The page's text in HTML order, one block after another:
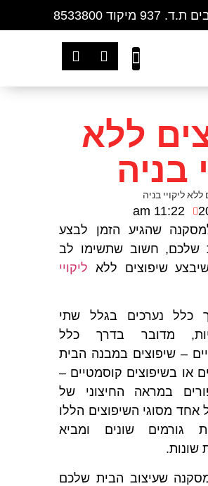
ללא
בניה
ליקויי בניה
11:22 am
שהגיע הזמן לבצע
שלכם, חשוב שתשימו לב
שיפוצים ללא ליקויי
כלל נערכים בגלל שתי
מדובר בדרך כלל
– שיפוצים במבנה הבית
או בשיפוצים קוסמטיים –
במראה החיצוני של
אחד מסוגי השיפוצים הללו
גורמים שונים ומביא
שונות.
שעיצוב הבית שלכם